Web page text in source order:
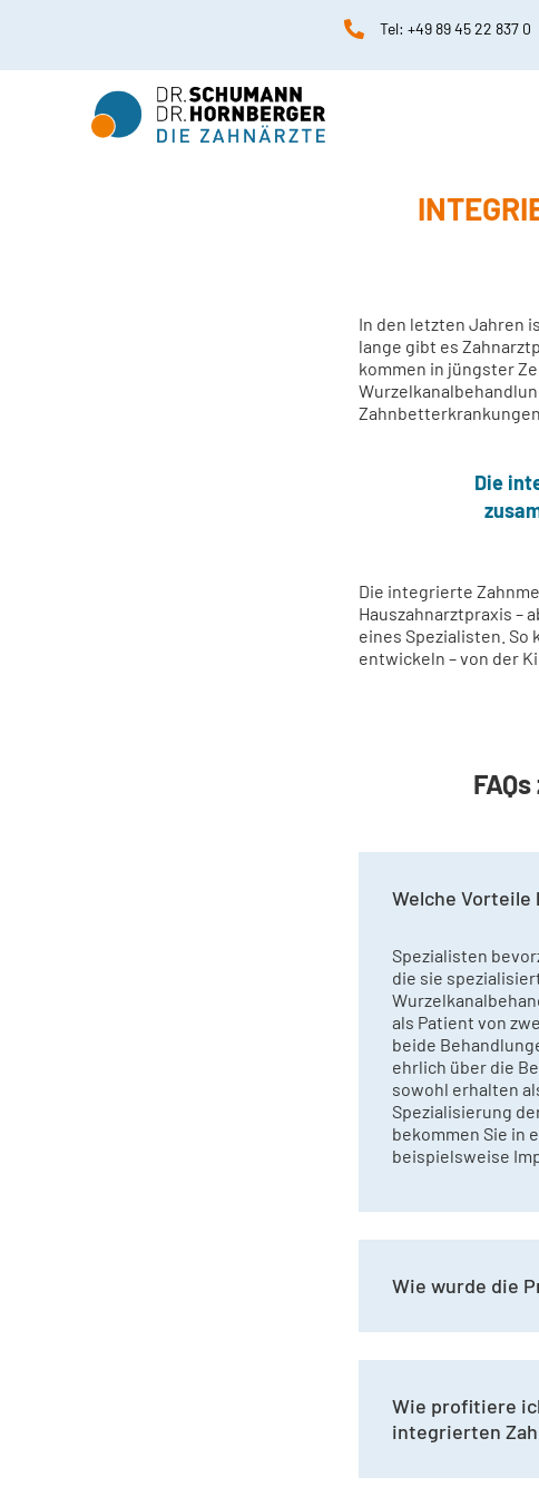
 Tel: +49 89 45 22 837 0
In den letzten Jahren
lange gibt es
kommen in jüngster
Die
Die integrierte
Hauszahnarztpraxis –
eines Spezialisten.
entwickeln – von der
Welche
Spezialisten
die sie
als Patient von
beide
ehrlich über die
sowohl erhalten
Spezialisierung
bekommen Sie in
beispielsweise
Wie wurde die
Wie profitiere
integrierten